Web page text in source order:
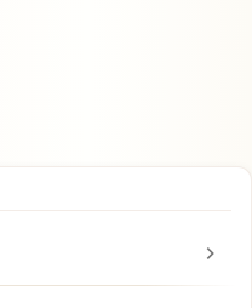
chevron_right